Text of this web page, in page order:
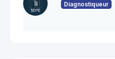
Diagnostiqueur